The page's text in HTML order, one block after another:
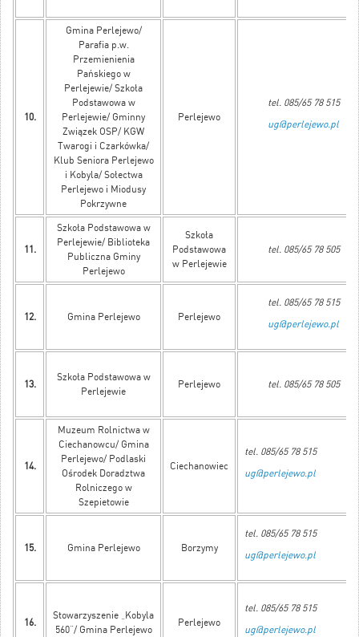
10.
Gmina Perlejewo/
Parafia p.w.
Przemienienia
Pańskiego w
Perlejewie/ Szkoła
Podstawowa w
Perlejewie/ Gminny
Związek OSP/ KGW
Twarogi i Czarkówka/
Klub Seniora Perlejewo
i Kobyla/ Sołectwa
Perlejewo i Miodusy
Pokrzywne
Perlejewo
tel. 085/65 78 515
ug@perlejewo.pl
11.
Szkoła Podstawowa w
Perlejewie/ Biblioteka
Publiczna Gminy
Perlejewo
Szkoła
Podstawowa
w Perlejewie
tel. 085/65 78 505
12. Gmina Perlejewo Perlejewo
tel. 085/65 78 515
ug@perlejewo.pl
13.
Szkoła Podstawowa w
Perlejewie
Perlejewo tel. 085/65 78 505
14.
Muzeum Rolnictwa w
Ciechanowcu/ Gmina
Perlejewo/ Podlaski
Ośrodek Doradztwa
Rolniczego w
Szepietowie
Ciechanowiec
tel. 085/65 78 515
ug@perlejewo.pl
15. Gmina Perlejewo Borzymy
tel. 085/65 78 515
ug@perlejewo.pl
16.
Stowarzyszenie „Kobyla
560”/ Gmina Perlejewo
Perlejewo
tel. 085/65 78 515
ug@perlejewo.pl